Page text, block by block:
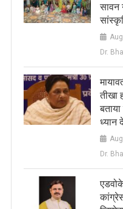
सावन
Dr.
तीखा
ध्यान
Dr.